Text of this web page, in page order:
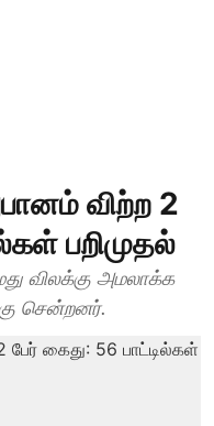
விற்ற 2
பறிமுதல்
விலக்கு அமலாக்க
சென்றனர்.